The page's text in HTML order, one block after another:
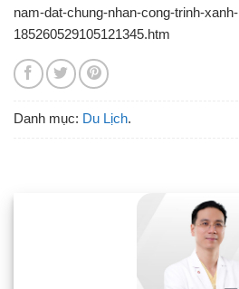
nam-dat-chung-nhan-cong-trinh-xanh-
185260529105121345.htm
Danh mục: Du Lịch.